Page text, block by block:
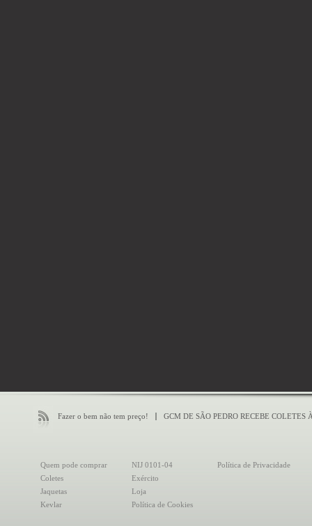
Fazer o bem não tem preço! GCM DE SÃO PEDRO RECEBE COLETES
Quem pode comprar
Coletes
Jaquetas
Kevlar
NIJ 0101-04
Exército
Loja
Política de Cookies
Política de Privacidade